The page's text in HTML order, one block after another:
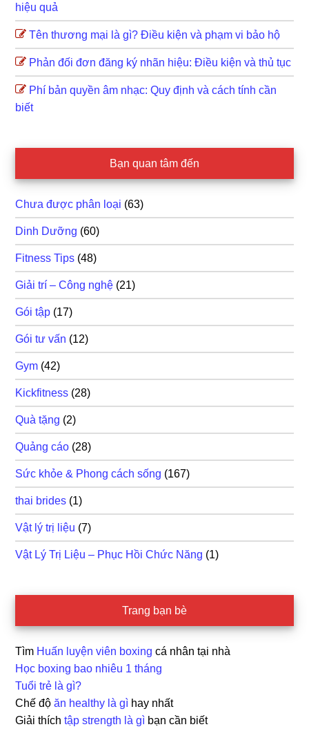
hiệu quả
Tên thương mại là gì? Điều kiện và phạm vi bảo hộ
Phản đối đơn đăng ký nhãn hiệu: Điều kiện và thủ tục
Phí bản quyền âm nhạc: Quy định và cách tính cần
biết
Bạn quan tâm đến
Chưa được phân loại (63)
Dinh Dưỡng (60)
Fitness Tips (48)
Giải trí – Công nghệ (21)
Gói tập (17)
Gói tư vấn (12)
Gym (42)
Kickfitness (28)
Quà tặng (2)
Quảng cáo (28)
Sức khỏe & Phong cách sống (167)
thai brides (1)
Vật lý trị liệu (7)
Vật Lý Trị Liệu – Phục Hồi Chức Năng (1)
Trang bạn bè
Tìm Huấn luyện viên boxing cá nhân tại nhà
Học boxing bao nhiêu 1 tháng
Tuổi trẻ là gì?
Chế độăn healthy là gì hay nhất
Giải thíchtập strength là gì bạn cần biết